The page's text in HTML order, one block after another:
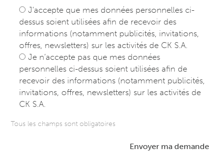
J’accepte que mes données personnelles ci-
dessus soient utilisées afin de recevoir des
informations (notamment publicités, invitations,
offres, newsletters) sur les activités de CK S.A.
Je n’accepte pas que mes données
personnelles ci-dessus soient utilisées afin de
recevoir des informations (notamment publicités,
invitations, offres, newsletters) sur les activités de
CK S.A.
Tous les champs sont obligatoires
Envoyer ma demande